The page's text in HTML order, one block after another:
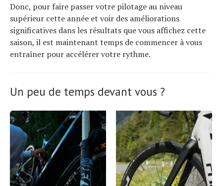
Donc, pour faire passer votre pilotage au niveau
supérieur cette année et voir des améliorations
significatives dans les résultats que vous affichez cette
saison, il est maintenant temps de commencer à vous
entraîner pour accélérer votre rythme.
Un peu de temps devant vous ?